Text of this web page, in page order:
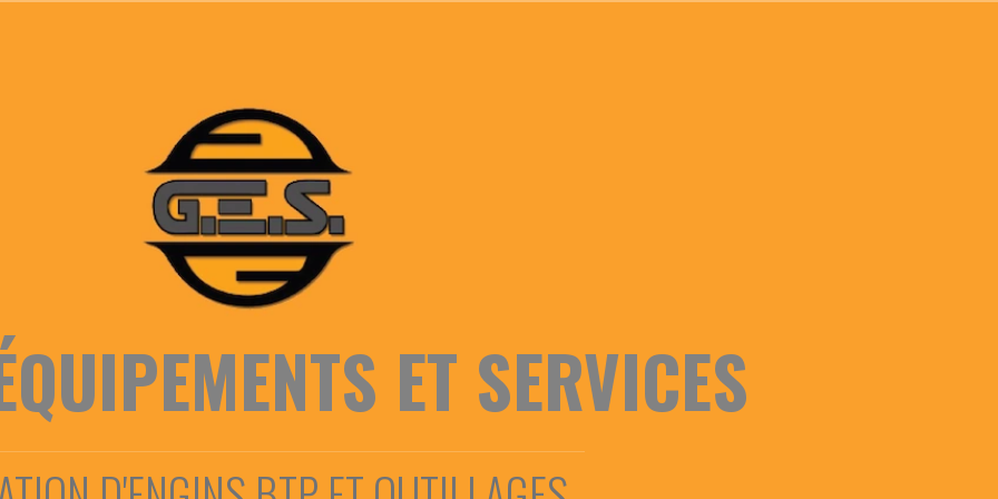
ET SERVICES